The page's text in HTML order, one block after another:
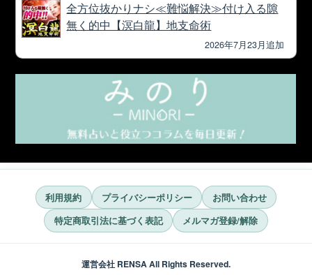
全方位抜かりナシ≪難悩解決≫付け入る隙
無く的中【溟白龍】地支命術
2026年7月23月追加
利用規約 プライバシーポリシー
お問い合わせ
特定商取引法に基づく表記
メルマガ登録/解除
運営会社 RENSA All Rights Reserved.